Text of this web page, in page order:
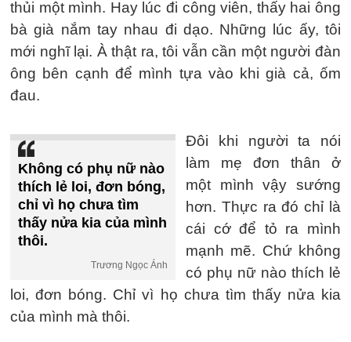
thủi một mình. Hay lúc đi công viên, thấy hai ông
bà già nắm tay nhau đi dạo. Những lúc ấy, tôi
mới nghĩ lại. À thật ra, tôi vẫn cần một người đàn
ông bên cạnh để mình tựa vào khi già cả, ốm
đau.
Không có phụ nữ nào
thích lẻ loi, đơn bóng,
chỉ vì họ chưa tìm
thấy nửa kia của mình
thôi.
Trương Ngọc Ánh
Đôi khi người ta nói
làm mẹ đơn thân ở
một mình vậy sướng
hơn. Thực ra đó chỉ là
cái cớ để tỏ ra mình
mạnh mẽ. Chứ không
có phụ nữ nào thích lẻ
loi, đơn bóng. Chỉ vì họ chưa tìm thấy nửa kia
của mình mà thôi.